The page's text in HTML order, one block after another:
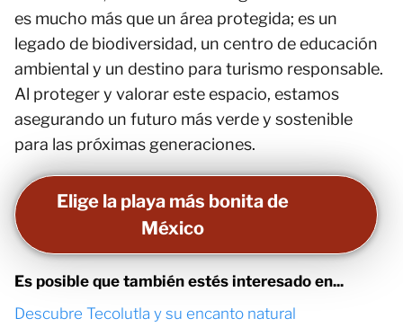
es mucho más que un área protegida; es un
legado de biodiversidad, un centro de educación
ambiental y un destino para turismo responsable.
Al proteger y valorar este espacio, estamos
asegurando un futuro más verde y sostenible
para las próximas generaciones.
Elige la playa más bonita de
México
Es posible que también estés interesado en...
Descubre Tecolutla y su encanto natural